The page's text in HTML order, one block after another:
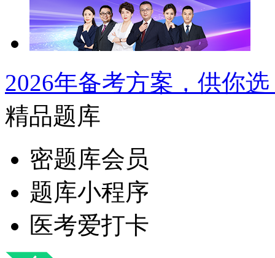
2026年备考方案，供你
精品题库
密题库会员
题库小程序
医考爱打卡